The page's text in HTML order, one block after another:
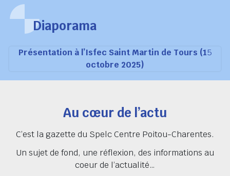
Diaporama
Présentation à l’Isfec Saint Martin de Tours (15
octobre 2025)
Au cœur de l’actu
C’est la gazette du Spelc Centre Poitou-Charentes.
Un sujet de fond, une réflexion, des informations au
coeur de l’actualité…